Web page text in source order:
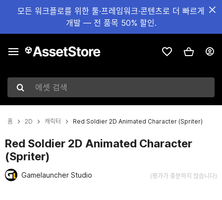
모든 워크플로를 위한 툴·프레임워크·콘텐츠로 더 빠르게
개발 — 전 품목 50% 할인.
에셋 검색
홈 2D 캐릭터 Red Soldier 2D Animated Character (Spriter)
Red Soldier 2D Animated Character
(Spriter)
Gamelauncher Studio (평가가 충분하지 않습니다)